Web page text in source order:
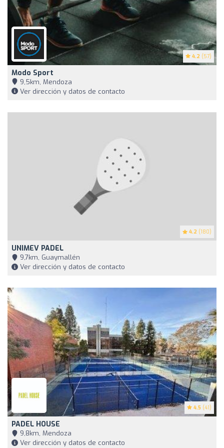
4.2 (57)
Modo Sport
9,5km, Mendoza
Ver dirección y datos de contacto
4.2 (180)
UNIMEV PADEL
9,7km, Guaymallén
Ver dirección y datos de contacto
4.5 (41)
PADEL HOUSE
9,8km, Mendoza
Ver dirección y datos de contacto